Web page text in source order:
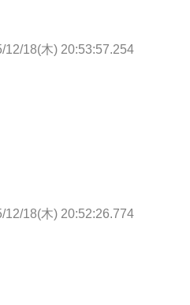
12/18(木) 20:53:57.254
12/18(木) 20:52:26.774